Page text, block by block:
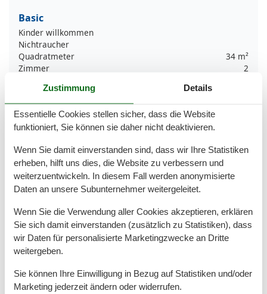
Basic
Kinder willkommen
Nichtraucher
Quadratmeter
34 m²
Zimmer
2
Draußen
Anzahl der Parkplätze
Aufladen von Elektroautos
Garten
Privater P-Platz
Terrasse
Küche
Kaffeemaschine
Kochutensilien
Küche
Kühlschrank
Teller
Unterkunft
Zustimmung Details
Essentielle Cookies stellen sicher, dass die Website
funktioniert, Sie können sie daher nicht deaktivieren.
Wenn Sie damit einverstanden sind, dass wir Ihre Statistiken
erheben, hilft uns dies, die Website zu verbessern und
weiterzuentwickeln. In diesem Fall werden anonymisierte
Daten an unsere Subunternehmer weitergeleitet.
Wenn Sie die Verwendung aller Cookies akzeptieren, erklären
Sie sich damit einverstanden (zusätzlich zu Statistiken), dass
wir Daten für personalisierte Marketingzwecke an Dritte
weitergeben.
Sie können Ihre Einwilligung in Bezug auf Statistiken und/oder
Marketing jederzeit ändern oder widerrufen.